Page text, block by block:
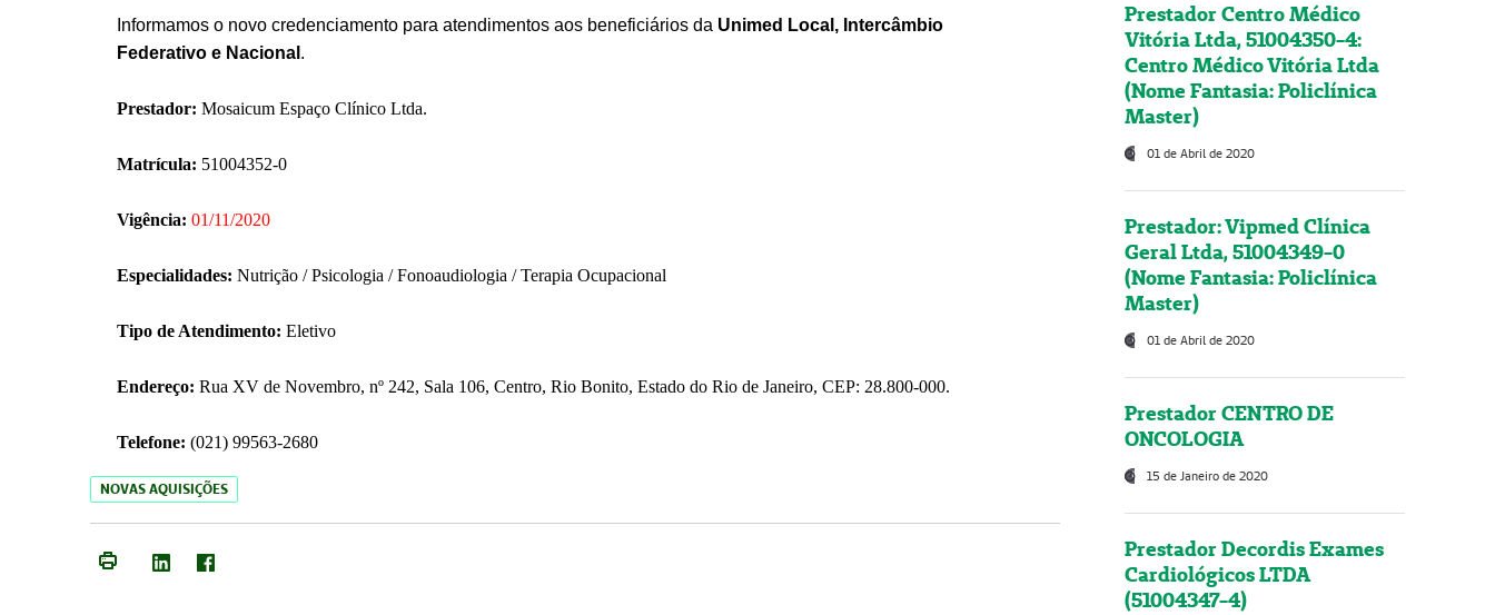
Informamos o novo credenciamento para atendimentos aos beneficiários da Unimed Local, Intercâmbio
Federativo e Nacional .
Prestador: Mosaicum Espaço Clínico Ltda.
Matrícula: 51004352-0
Vigência: 01/11/2020
Especialidades: Nutrição / Psicologia / Fonoaudiologia / Terapia Ocupacional
Tipo de Atendimento: Eletivo
Endereço: Rua XV de Novembro, nº 242, Sala 106, Centro, Rio Bonito, Estado do Rio de Janeiro, CEP: 28.800-000.
Telefone: (021) 99563-2680
NOVAS AQUISIÇÕES
Prestador Centro Médico
Vitória Ltda, 51004350-4:
Centro Médico Vitória Ltda
(Nome Fantasia: Policlínica
Master)
01 de Abril de 2020
Prestador: Vipmed Clínica
Geral Ltda, 51004349-0
(Nome Fantasia: Policlínica
Master)
01 de Abril de 2020
Prestador CENTRO DE
ONCOLOGIA
15 de Janeiro de 2020
Prestador Decordis Exames
Cardiológicos LTDA
(51004347-4)